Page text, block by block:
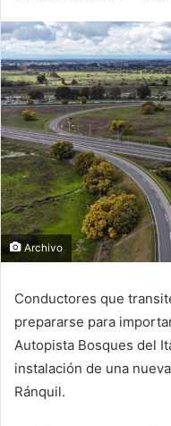
Archivo
Conductores que
prepararse para
Autopista Bosques del
instalación de una
Ránquil.